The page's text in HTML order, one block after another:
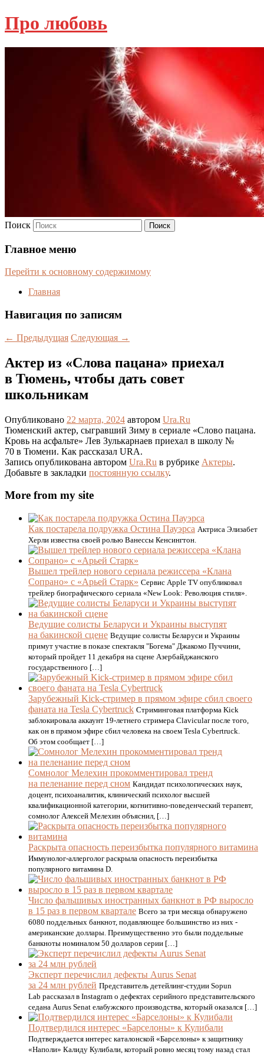
Про любовь
Поиск
Главное меню
Перейти к основному содержимому
Главная
Навигация по записям
← Предыдущая Следующая →
Актер из «Слова пацана» приехал
в Тюмень, чтобы дать совет
школьникам
Опубликовано 22 марта, 2024 автором Ura.Ru
Тюменский актер, сыгравший Зиму в сериале «Слово пацана.
Кровь на асфальте» Лев Зулькарнаев приехал в школу №
70 в Тюмени. Как рассказал URA.
Запись опубликована автором Ura.Ru в рубрике Актеры.
Добавьте в закладки постоянную ссылку.
More from my site
Как постарела подружка Остина Пауэрса Актриса Элизабет
Херли известна своей ролью Ванессы Кенсингтон.
Вышел трейлер нового сериала режиссера «Клана
Сопрано» с «Арьей Старк» Сервис Apple TV опубликовал
трейлер биографического сериала «New Look: Революция стиля».
Ведущие солисты Беларуси и Украины выступят
на бакинской сцене Ведущие солисты Беларуси и Украины
примут участие в показе спектакля "Богема" Джакомо Пуччини,
который пройдет 11 декабря на сцене Азербайджанского
государственного […]
Зарубежный Kick-стример в прямом эфире сбил своего
фаната на Tesla Cybertruck Стриминговая платформа Kick
заблокировала аккаунт 19-летнего стримера Clavicular после того,
как он в прямом эфире сбил человека на своем Tesla Cybertruck.
Об этом сообщает […]
Сомнолог Мелехин прокомментировал тренд
на пеленание перед сном Кандидат психологических наук,
доцент, психоаналитик, клинический психолог высшей
квалификационной категории, когнитивно-поведенческий терапевт,
сомнолог Алексей Мелехин объяснил, […]
Раскрыта опасность переизбытка популярного витамина
Иммунолог-аллерголог раскрыла опасность переизбытка
популярного витамина D.
Число фальшивых иностранных банкнот в РФ выросло
в 15 раз в первом квартале Всего за три месяца обнаружено
6080 поддельных банкнот, подавляющее большинство из них -
американские доллары. Преимущественно это были поддельные
банкноты номиналом 50 долларов серии […]
Эксперт перечислил дефекты Aurus Senat
за 24 млн рублей Представитель детейлинг-студии Sopun
Lab рассказал в Instagram о дефектах серийного представительского
седана Aurus Senat елабужского производства, который оказался […]
Подтвердился интерес «Барселоны» к Кулибали
Подтверждается интерес каталонской «Барселоны» к защитнику
«Наполи» Калиду Кулибали, который ровно месяц тому назад стал